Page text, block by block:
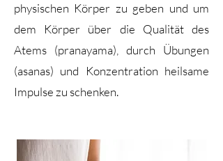
physischen Körper zu geben und um
dem Körper über die Qualität des
Atems (pranayama), durch Übungen
(asanas) und Konzentration heilsame
Impulse zu schenken.